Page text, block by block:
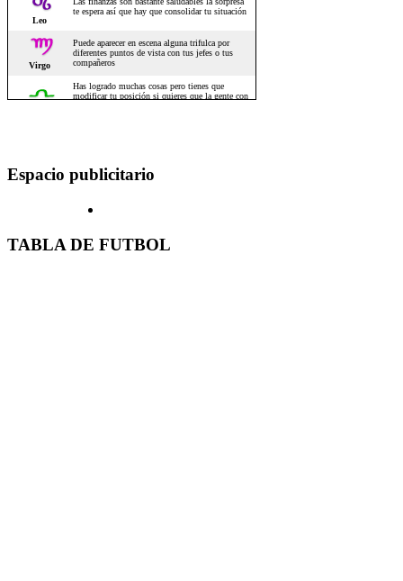
Espacio publicitario
TABLA DE FUTBOL